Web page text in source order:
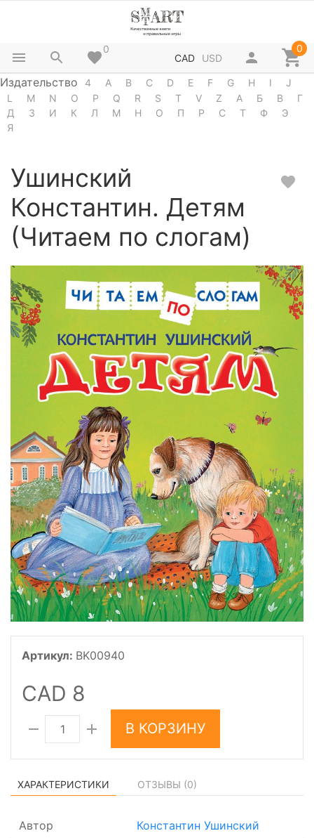
0
CAD USD
0
Издательство 4 A B C D E F G H I
J
L
M N O P Q R S T V Z А Б В
Г
Д
З И К Л М Н О П Р С Т Ф
Э
Я
Ушинский
Константин. Детям
(Читаем по слогам)
Артикул: BK00940
CAD 8
В КОРЗИНУ
ХАРАКТЕРИСТИКИ ОТЗЫВЫ (0)
Автор Константин Ушинский